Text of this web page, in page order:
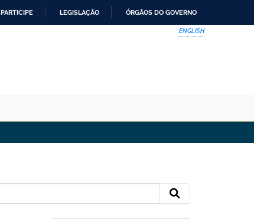
PARTICIPE LEGISLAÇÃO ÓRGÃOS DO GOVERNO
ENGLISH